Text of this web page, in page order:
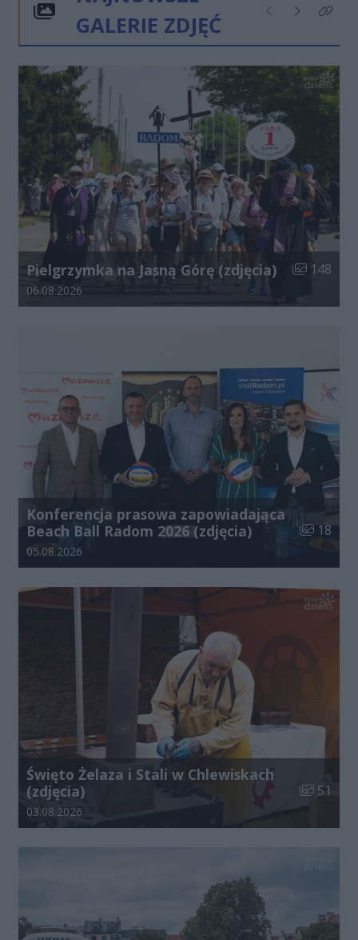
GALERIE ZDJĘĆ
Poprzednie
NastępneKliknij
Pielgrzymka na Jasną Górę (zdjęcia) Liczba
148
Data dodania galerii:
06.08.2026
Konferencja prasowa zapowiadająca
Beach Ball Radom 2026 (zdjęcia)
Liczba
18
Data dodania galerii:
05.08.2026
Święto Żelaza i Stali w Chlewiskach
(zdjęcia)
Liczba
51
Data dodania galerii:
03.08.2026